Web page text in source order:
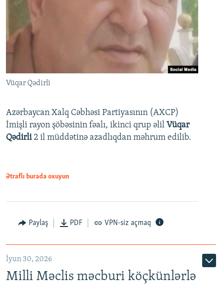
Vüqar Qədirli
Azərbaycan Xalq Cəbhəsi Partiyasının (AXCP)
İmişli rayon şöbəsinin fəalı, ikinci qrup əlil Vüqar
Qədirli2 il müddətinə azadlıqdan məhrum edilib.
Ətraflı burada oxuyun
Paylaş PDF VPN-siz açmaq
İyun 30, 2026
Milli Məclis məcburi köçkünlərlə